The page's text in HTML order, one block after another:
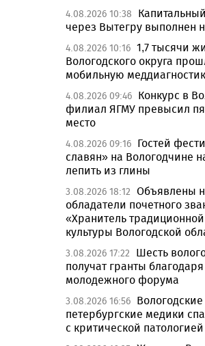
4.08.2026 10:38
через Вытегру выполнен
4.08.2026 10:16 1,7 тысячи
Вологодского округа
мобильную
4.08.2026 09:46 Конкурс в
филиал ЯГМУ превысил
место
4.08.2026 09:16 Гостей
славян» на Вологодчине
лепить из глины
3.08.2026 18:12 Объявлены
обладатели почетного
«Хранитель
культуры Вологодской
3.08.2026 17:22
Шесть
получат гранты
молодежного форума
3.08.2026 16:56 Вологодские
петербургские медики
с критической